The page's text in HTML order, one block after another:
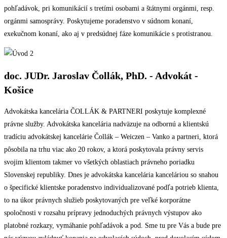
pohľadávok, pri komunikácií s tretími osobami a štátnymi orgánmi, resp.
orgánmi samosprávy. Poskytujeme poradenstvo v súdnom konaní,
exekučnom konaní, ako aj v predsúdnej fáze komunikácie s protistranou.
doc. JUDr. Jaroslav Čollák, PhD. - Advokát -
Košice
Advokátska kancelária ČOLLÁK & PARTNERI poskytuje komplexné
právne služby. Advokátska kancelária nadväzuje na odbornú a klientskú
tradíciu advokátskej kancelárie Čollák – Weiczen – Vanko a partneri, ktorá
pôsobila na trhu viac ako 20 rokov, a ktorá poskytovala právny servis
svojim klientom takmer vo všetkých oblastiach právneho poriadku
Slovenskej republiky. Dnes je advokátska kancelária kanceláriou so snahou
o špecifické klientske poradenstvo individualizované podľa potrieb klienta,
to na úkor právnych služieb poskytovaných pre veľké korporátne
spoločnosti v rozsahu prípravy jednoduchých právnych výstupov ako
platobné rozkazy, vymáhanie pohľadávok a pod. Sme tu pre Vás a bude pre